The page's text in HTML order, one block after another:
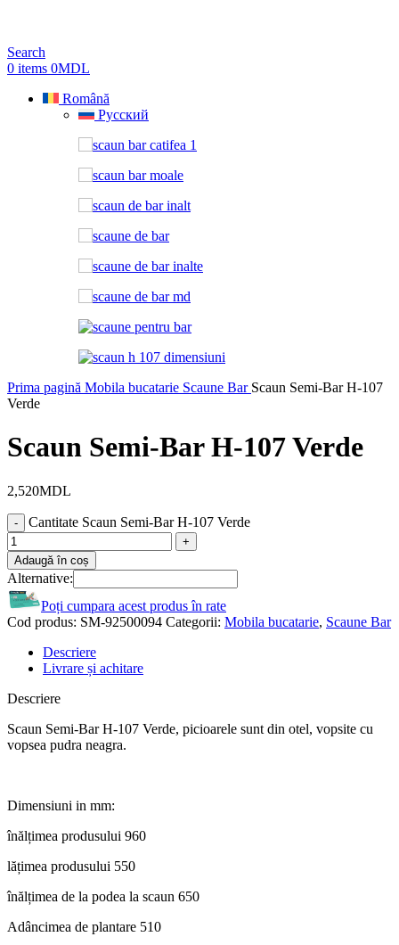
Search
0 items 0MDL
Română
Русский
Prima pagină Mobila bucatarie Scaune Bar Scaun Semi-Bar H-107
Verde
Scaun Semi-Bar H-107 Verde
2,520MDL
Cantitate Scaun Semi-Bar H-107 Verde
Adaugă în coș
Alternative:
Poți cumpara acest produs în rate
Cod produs: SM-92500094 Categorii: Mobila bucatarie, Scaune Bar
Descriere
Livrare și achitare
Descriere
Scaun Semi-Bar H-107 Verde, picioarele sunt din otel, vopsite cu
vopsea pudra neagra.
Dimensiuni in mm:
înălțimea produsului 960
lățimea produsului 550
înălțimea de la podea la scaun 650
Adâncimea de plantare 510